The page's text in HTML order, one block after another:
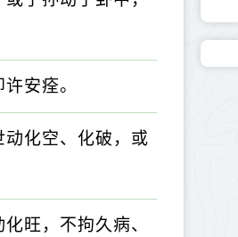
安痊。
化空、化破，或
旺，不拘久病、